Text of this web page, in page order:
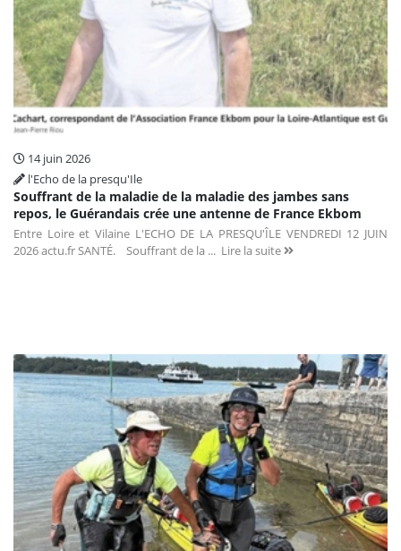
14 juin 2026
l'Echo de la presqu'Ile
Souffrant de la maladie de la maladie des jambes sans
repos, le Guérandais crée une antenne de France Ekbom
Entre Loire et Vilaine L'ECHO DE LA PRESQU'ÎLE VENDREDI 12 JUIN
2026 actu.fr SANTÉ. Souffrant de la ... Lire la suite